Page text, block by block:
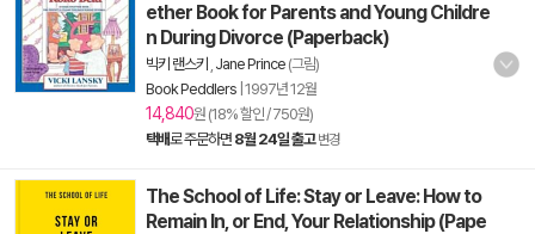
ether Book for Parents and Young Childre
n During Divorce (Paperback)
빅키 랜스키 Jane Prince (그림)
Book Peddlers 1997년 12월
14,840원 (18% 할인 / 750원)
택배로 주문하면 8월 24일 출고 변경
The School of Life: Stay or Leave: How to
Remain In, or End, Your Relationship (Pape